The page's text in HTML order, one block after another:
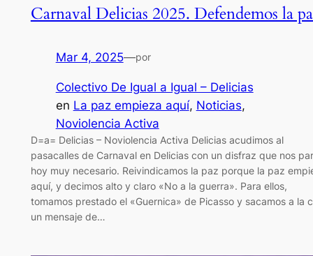
Carnaval Delicias 2025. Defendemos la
Mar 4, 2025—por
Colectivo De Igual a Igual – Delicias
en La paz empieza aquí, Noticias
Noviolencia Activa
D=a= Delicias – Noviolencia Activa Delicias acudimos al
pasacalles de Carnaval en Delicias con un disfraz que nos
hoy muy necesario. Reivindicamos la paz porque la paz
aquí, y decimos alto y claro «No a la guerra». Para ellos,
tomamos prestado el «Guernica» de Picasso y sacamos a la
un mensaje de…